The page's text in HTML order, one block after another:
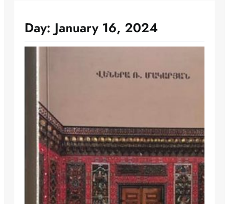
Day: January 16, 2024